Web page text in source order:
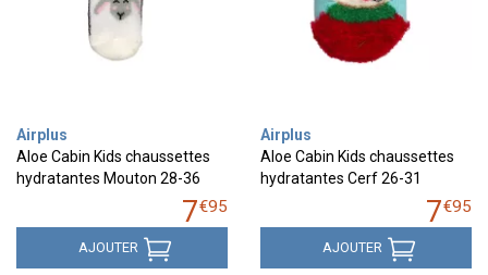
Airplus
Aloe Cabin Kids chaussettes
hydratantes Mouton 28-36
7€95
AJOUTER
Airplus
Aloe Cabin Kids chaussettes
hydratantes Cerf 26-31
7€95
AJOUTER